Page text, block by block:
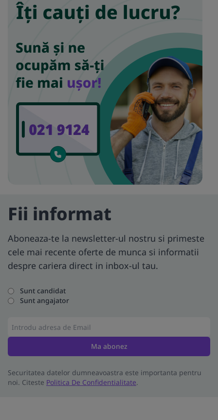
Fii informat
Aboneaza-te la newsletter-ul nostru si primeste
cele mai recente oferte de munca si informatii
despre cariera direct in inbox-ul tau.
Sunt candidat
Sunt angajator
Ma abonez
Securitatea datelor dumneavoastra este importanta pentru
noi. Citeste Politica De Confidentialitate.